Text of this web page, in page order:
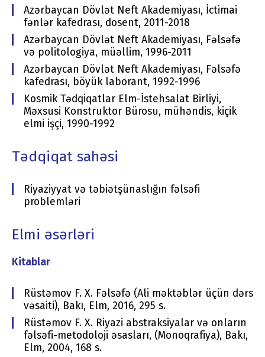
Azərbaycan Dövlət Neft Akademiyası, İctimai
fənlər kafedrası, dosent, 2011-2018
Azərbaycan Dövlət Neft Akademiyası, Fəlsəfə
və politologiya, müəllim, 1996-2011
Azərbaycan Dövlət Neft Akademiyası, Fəlsəfə
kafedrası, böyük laborant, 1992-1996
Kosmik Tədqiqatlar Elm-İstehsalat Birliyi,
Məxsusi Konstruktor Bürosu, mühəndis, kiçik
elmi işçi, 1990-1992
Tədqiqat sahəsi
Riyaziyyat və təbiətşünaslığın fəlsəfi
problemləri
Elmi əsərləri
Kitablar
Rüstəmov F. X. Fəlsəfə (Ali məktəblər üçün dərs
vəsaiti), Bakı, Elm, 2016, 295 s.
Rüstəmov F. X. Riyazi abstraksiyalar və onların
fəlsəfi-metodoloji əsasları, (Monoqrafiya), Bakı,
Elm, 2004, 168 s.